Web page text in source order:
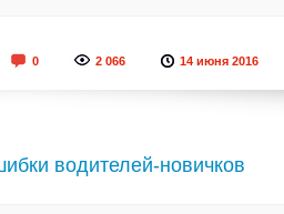
0 2 066 14 июня 2016
водителей-новичков